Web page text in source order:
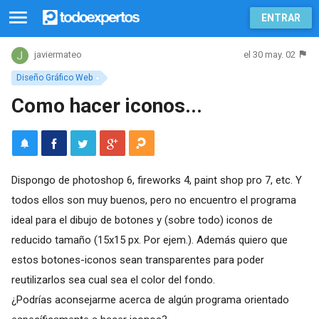
ENTRAR
Diseño Gráfico Web
javiermateo el 30 may. 02
Como hacer iconos...
Dispongo de photoshop 6, fireworks 4, paint shop pro 7, etc. Y
todos ellos son muy buenos, pero no encuentro el programa
ideal para el dibujo de botones y (sobre todo) iconos de
reducido tamaño (15x15 px. Por ejem.). Además quiero que
estos botones-iconos sean transparentes para poder
reutilizarlos sea cual sea el color del fondo.
¿Podrías aconsejarme acerca de algún programa orientado